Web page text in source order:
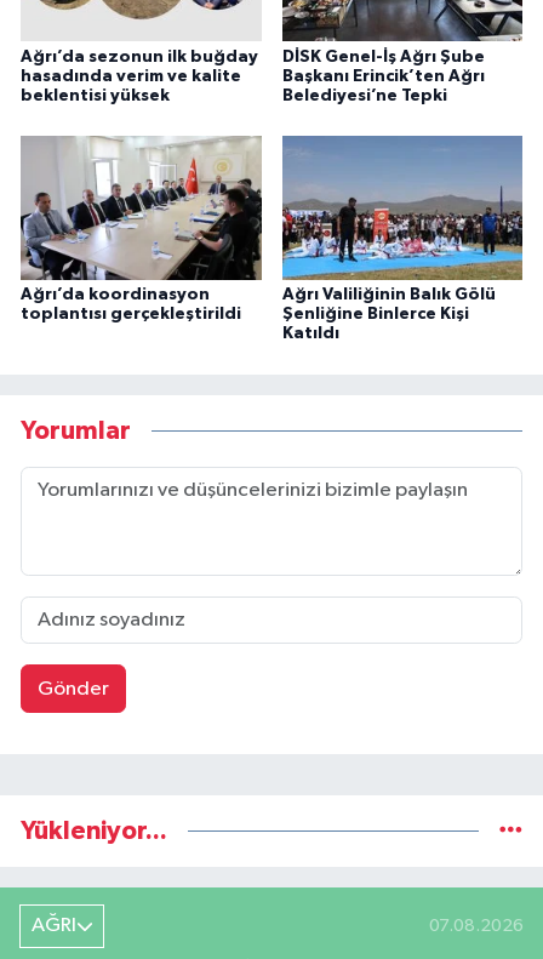
Ağrı’da sezonun ilk buğday
hasadında verim ve kalite
beklentisi yüksek
DİSK Genel-İş Ağrı Şube
Başkanı Erincik’ten Ağrı
Belediyesi’ne Tepki
Ağrı’da koordinasyon
toplantısı gerçekleştirildi
Ağrı Valiliğinin Balık Gölü
Şenliğine Binlerce Kişi
Katıldı
Yorumlar
Gönder
Yükleniyor...
AĞRI 07.08.2026